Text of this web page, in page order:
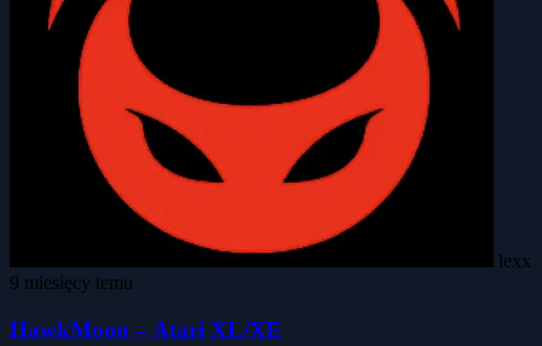
lexx
9 miesięcy temu
HawkMoon – Atari XL/XE